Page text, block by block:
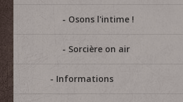
Osons l'intime !
Sorcière on air
Informations